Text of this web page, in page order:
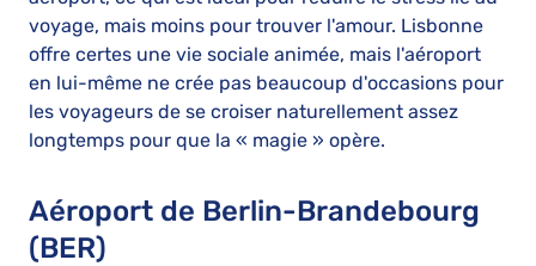
voyage, mais moins pour trouver l'amour. Lisbonne
offre certes une vie sociale animée, mais l'aéroport
en lui-même ne crée pas beaucoup d'occasions pour
les voyageurs de se croiser naturellement assez
longtemps pour que la « magie » opère.
Aéroport de Berlin-Brandebourg
(BER)